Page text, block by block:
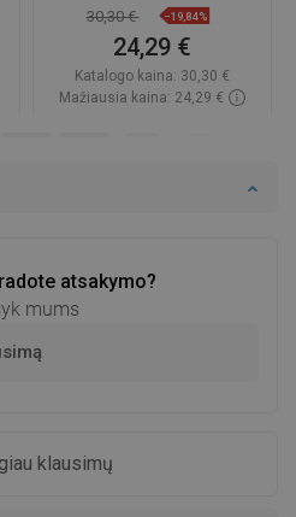
atsakymo?
mums
klausimų
30,30 € −19,84%
24,29 €
Katalogo kaina: 30,30 €
Mažiausia kaina: 24,29 €